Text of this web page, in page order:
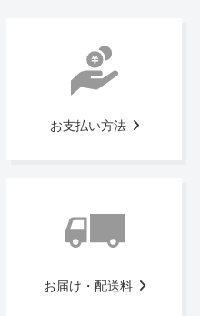
お支払い方法
お届け・配送料